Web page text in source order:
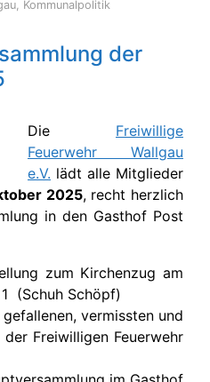
, Kommunalpolitik
der
Die Freiwillige
Feuerwehr Wallgau
e.V. lädt alle Mitglieder
2025, recht herzlich
in den Gasthof Post
zum Kirchenzug am
(Schuh Schöpf)
vermissten und
Freiwilligen Feuerwehr